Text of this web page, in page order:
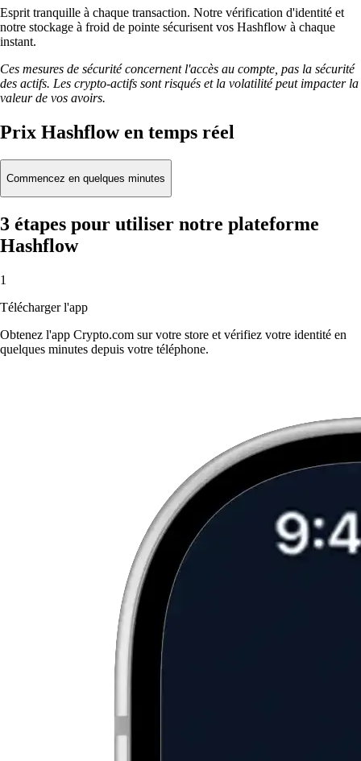
Esprit tranquille à chaque transaction. Notre vérification d'identité et
notre stockage à froid de pointe sécurisent vos Hashflow à chaque
instant.
Ces mesures de sécurité concernent l'accès au compte, pas la sécurité
des actifs. Les crypto-actifs sont risqués et la volatilité peut impacter la
valeur de vos avoirs.
Prix Hashflow en temps réel
Commencez en quelques minutes
3 étapes pour utiliser notre plateforme
Hashflow
1
Télécharger l'app
Obtenez l'app Crypto.com sur votre store et vérifiez votre identité en
quelques minutes depuis votre téléphone.